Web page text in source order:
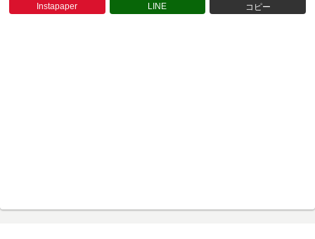
Instapaper LINE コピー